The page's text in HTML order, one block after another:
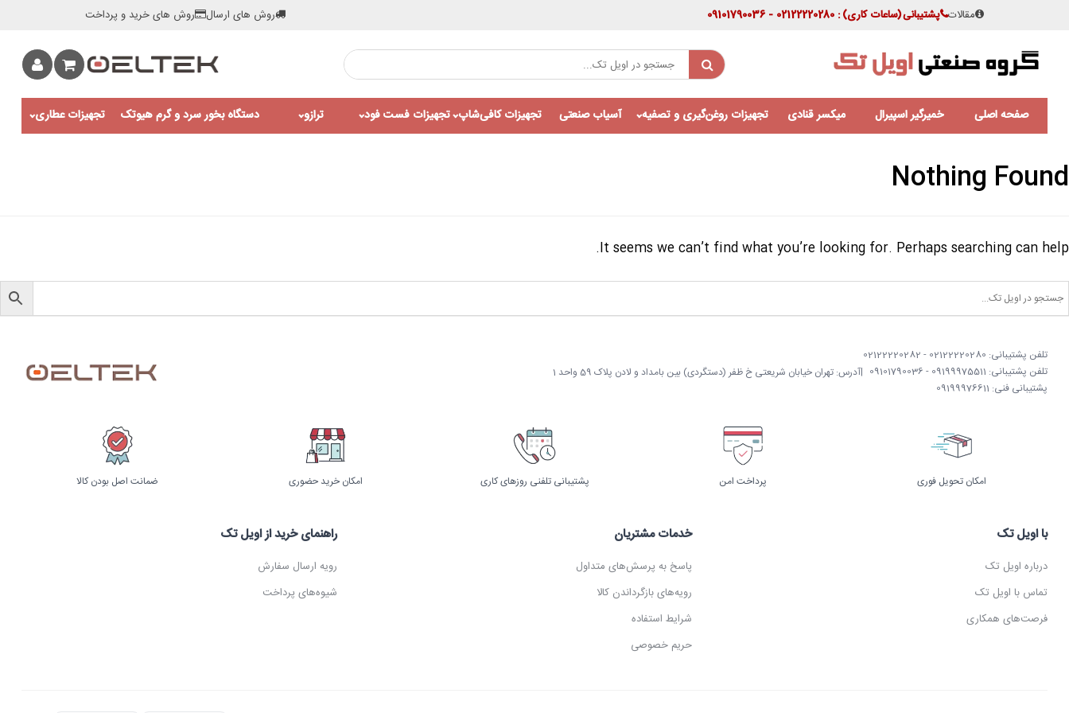
مقالات پشتیبانی(ساعات کاری): 02122220280 - 09101790036 روش های ارسال روش های خرید و پرداخت
صفحه اصلی خمیرگیر اسپیرال میکسر قنادی تجهیزات روغن‌گیری و تصفیه آسیاب صنعتی تجهیزات کافی‌شاپ تجهیزات فست فود ترازو دستگاه بخور سرد و گرم هیوتک تجهیزات عطاری
Nothing Found
It seems we can’t find what you’re looking for. Perhaps searching can help.
تلفن پشتیبانی: 02122220280 - 02122220282
تلفن پشتیبانی: 09199975511 - 09101790036
پشتیبانی فنی: 09199976611
|آدرس: تهران خیابان شریعتی خ ظفر (دستگردی) بین بامداد و لادن پلاک 59 واحد 1
امکان تحویل فوری پرداخت امن پشتیبانی تلفنی روزهای کاری امکان خرید حضوری ضمانت اصل بودن کالا
با اویل تک
درباره اویل تک
تماس با اویل تک
فرصت‌های همکاری
خدمات مشتریان
پاسخ به پرسش‌های متداول
رویه‌های بازگرداندن کالا
شرایط استفاده
حریم خصوصی
راهنمای خرید از اویل تک
رویه ارسال سفارش
شیوه‌های پرداخت